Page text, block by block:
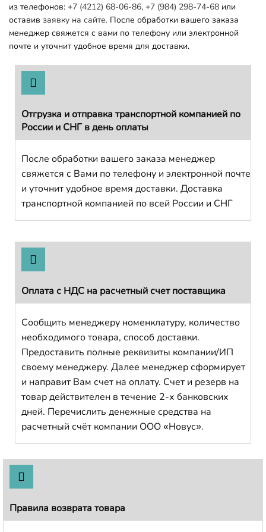
из телефонов: +7 (4212) 68-06-86, +7 (984) 298-74-68 или
оставив заявку на сайте. После обработки вашего заказа
менеджер свяжется с вами по телефону или электронной
почте и уточнит удобное время для доставки.
Отгрузка и отправка транспортной компанией по
России и СНГ в день оплаты
После обработки вашего заказа менеджер
свяжется с Вами по телефону и электронной почте
и уточнит удобное время доставки. Доставка
транспортной компанией по всей России и СНГ
Оплата с НДС на расчетный счет поставщика
Сообщить менеджеру номенклатуру, количество
необходимого товара, способ доставки.
Предоставить полные реквизиты компании/ИП
своему менеджеру. Далее менеджер сформирует
и направит Вам счет на оплату. Счет и резерв на
товар действителен в течение 2-х банковских
дней. Перечислить денежные средства на
расчетный счёт компании ООО «Новус».
Правила возврата товара